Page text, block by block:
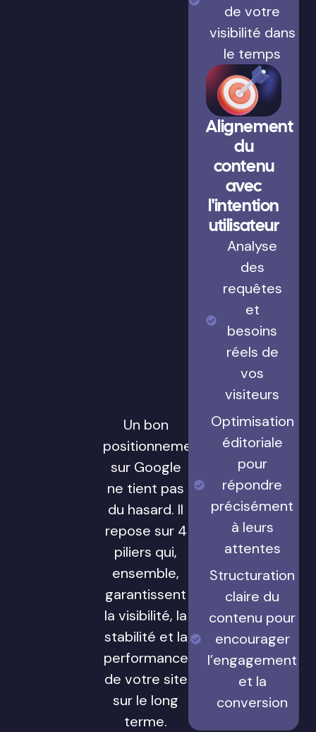
Un bon
positionnement
sur Google
ne tient pas
du hasard. Il
repose sur 4
piliers qui,
ensemble,
garantissent
la visibilité, la
stabilité et la
performance
de votre site
sur le long
terme.
de votre
visibilité dans
le temps
Alignement
du
contenu
avec
l'intention
utilisateur
Analyse
des
requêtes
et
besoins
réels de
vos
visiteurs
Optimisation
éditoriale
pour
répondre
précisément
à leurs
attentes
Structuration
claire du
contenu pour
encourager
l’engagement
et la
conversion